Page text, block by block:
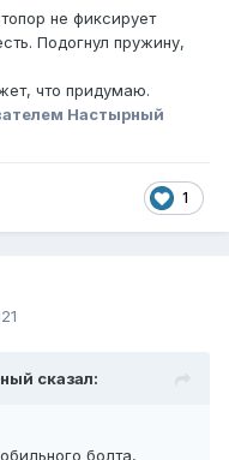
не фиксирует
Подогнул пружину,
что придумаю.
Настырный
1
сказал:
болта,